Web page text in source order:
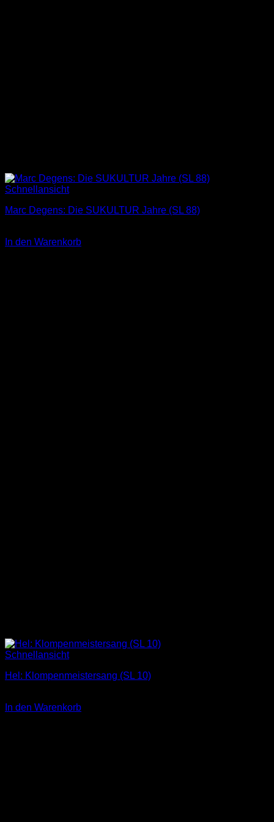
Schnellansicht
Marc Degens: Die SUKULTUR Jahre (SL 88)
In den Warenkorb
Schnellansicht
Hel: Klompenmeistersang (SL 10)
In den Warenkorb